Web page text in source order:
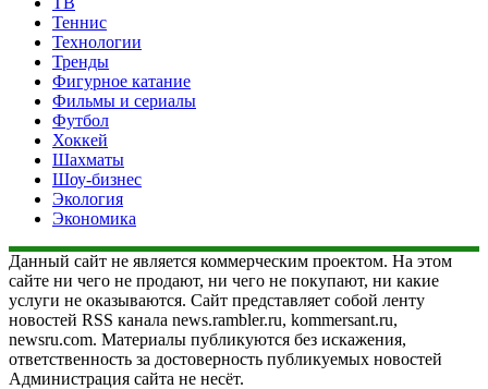
Теннис
Технологии
Тренды
Фигурное катание
Фильмы и сериалы
Футбол
Хоккей
Шахматы
Шоу-бизнес
Экология
Экономика
Данный сайт не является коммерческим проектом. На этом
сайте ни чего не продают, ни чего не покупают, ни какие
услуги не оказываются. Сайт представляет собой ленту
новостей RSS канала news.rambler.ru, kommersant.ru,
newsru.com. Материалы публикуются без искажения,
ответственность за достоверность публикуемых новостей
Администрация сайта не несёт.